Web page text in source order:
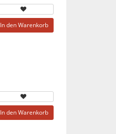
In den Warenkorb
In den Warenkorb